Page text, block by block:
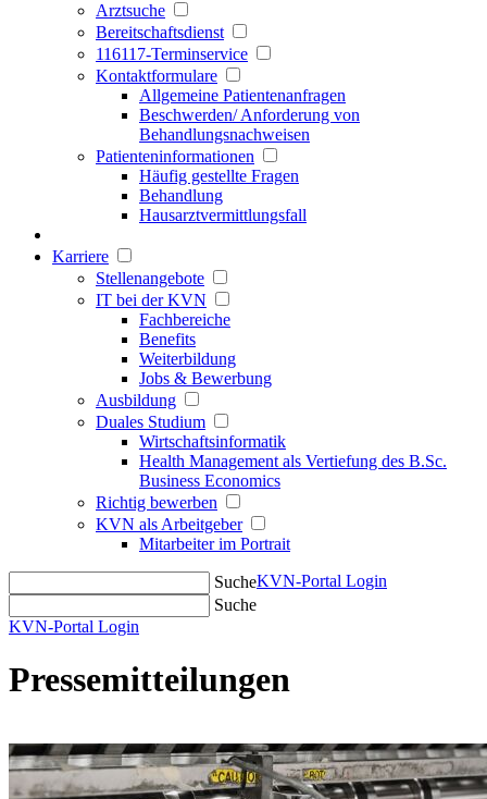
Arztsuche
Bereitschaftsdienst
116117-Terminservice
Kontaktformulare
Allgemeine Patientenanfragen
Beschwerden/ Anforderung von
Behandlungsnachweisen
Patienteninformationen
Häufig gestellte Fragen
Behandlung
Hausarztvermittlungsfall
Karriere
Stellenangebote
IT bei der KVN
Fachbereiche
Benefits
Weiterbildung
Jobs & Bewerbung
Ausbildung
Duales Studium
Wirtschaftsinformatik
Health Management als Vertiefung des B.Sc.
Business Economics
Richtig bewerben
KVN als Arbeitgeber
Mitarbeiter im Portrait
SucheKVN-Portal Login
Suche
KVN-Portal Login
Pressemitteilungen